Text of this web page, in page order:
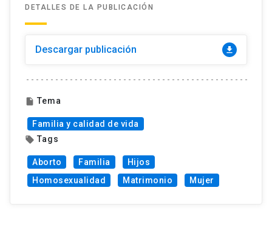
DETALLES DE LA PUBLICACIÓN
Descargar publicación download
insert_drive_file Tema
Familia y calidad de vida
local_offer Tags
Aborto Familia
Hijos
Homosexualidad
Matrimonio Mujer